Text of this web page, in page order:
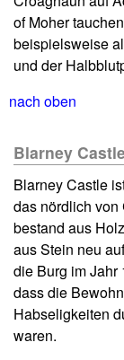
of Moher
beispielsweise
und der
nach oben
Blarney Castle
Blarney Castle
das nördlich von
bestand aus
aus Stein neu
die Burg im Jahr
dass die
Habseligkeiten
waren.